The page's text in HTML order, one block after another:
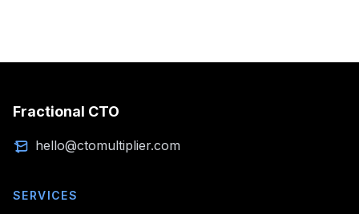
Fractional CTO
hello@ctomultiplier.com
SERVICES